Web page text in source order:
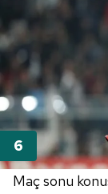
Maç sonu